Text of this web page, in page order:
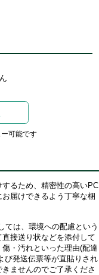
可能です
るため、精密性の高いPC
届けできるよう丁寧な梱
ては、環境への配慮という
接送り状などを添付して
・汚れといった理由(配達
び発送伝票等が直貼りされ
ませんのでご了承くださ